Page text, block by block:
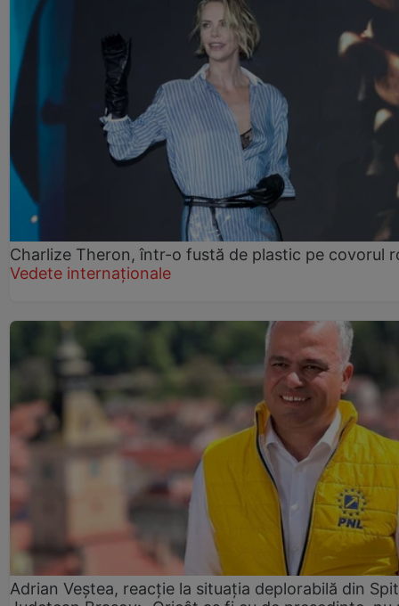
Charlize Theron, într-o fustă de plastic pe covorul
Vedete internaționale
Adrian Veștea, reacție la situația deplorabilă din